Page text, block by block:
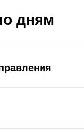
дням